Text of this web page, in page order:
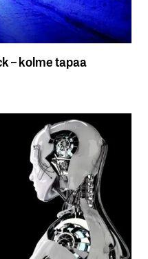
– kolme tapaa